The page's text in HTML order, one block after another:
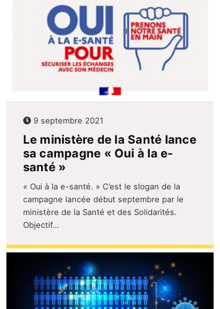
9 septembre 2021
Le ministère de la Santé lance
sa campagne « Oui à la e-
santé »
« Oui à la e-santé. » C’est le slogan de la
campagne lancée début septembre par le
ministère de la Santé et des Solidarités.
Objectif…